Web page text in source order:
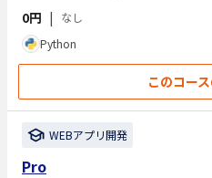
0円 |
なし
Python
このコー
WEBアプリ開発
Pro